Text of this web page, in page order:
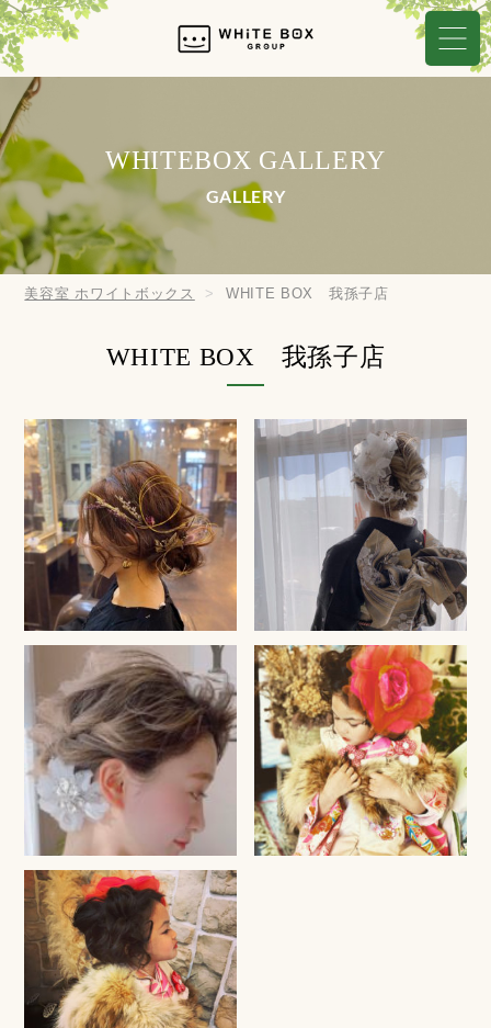
WHITEBOX GALLERY
GALLERY
美容室 ホワイトボックス WHITE BOX 我孫子店
WHITE BOX 我孫子店